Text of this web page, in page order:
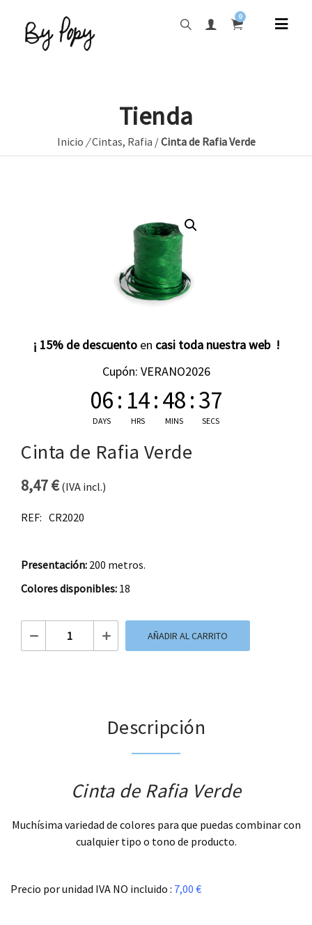
0
Tienda
Inicio /Cintas, Rafia /Cinta de Rafia Verde
¡ 15% de descuento en casi toda nuestra web !
Cupón: VERANO2026
06
DAYS
: 14
HRS
:48
MINS
:36
SECS
Cinta de Rafia Verde
8,47€(IVA incl.)
REF: CR2020
Presentación: 200 metros.
Colores disponibles: 18
Cinta de Rafia Verde cantidad
AÑADIR AL CARRITO
Descripción
Cinta de Rafia Verde
Muchísima variedad de colores para que puedas combinar con
cualquier tipo o tono de producto.
Precio por unidad IVA NO incluido : 7,00 €